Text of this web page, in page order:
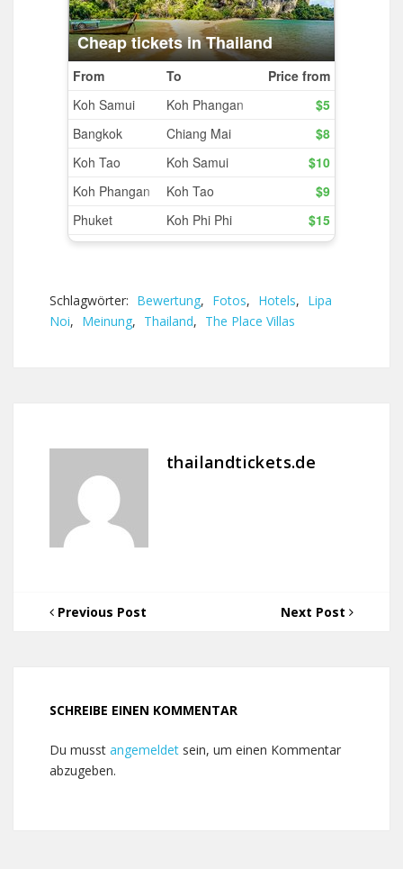
Schlagwörter: Bewertung, Fotos, Hotels, Lipa
Noi, Meinung, Thailand, The Place Villas
thailandtickets.de
Previous Post Next Post
SCHREIBE EINEN KOMMENTAR
Du musst angemeldet sein, um einen Kommentar
abzugeben.